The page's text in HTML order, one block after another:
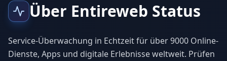
Über Entireweb Status
Service-Überwachung in Echtzeit für über 9000 Online-
Dienste, Apps und digitale Erlebnisse weltweit. Prüfen